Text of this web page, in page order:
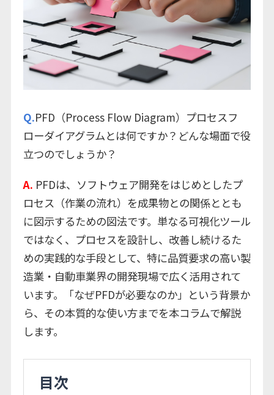
Q.PFD（Process Flow Diagram）プロセスフ
ローダイアグラムとは何ですか？どんな場面で役
立つのでしょうか？
A. PFDは、ソフトウェア開発をはじめとしたプ
ロセス（作業の流れ）を成果物との関係ととも
に図示するための図法です。単なる可視化ツール
ではなく、プロセスを設計し、改善し続けるた
めの実践的な手段として、特に品質要求の高い製
造業・自動車業界の開発現場で広く活用されて
います。「なぜPFDが必要なのか」という背景か
ら、その本質的な使い方までを本コラムで解説
します。
目次